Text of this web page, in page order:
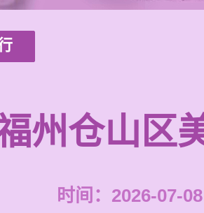
州仓山区
时间：2026-07-